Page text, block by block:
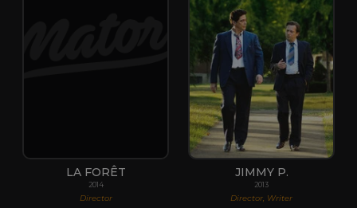
LA FORÊT
2014
Director
JIMMY P.
2013
Director, Writer